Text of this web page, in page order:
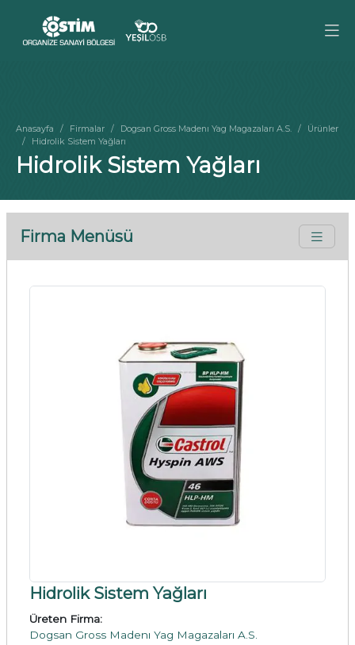
Anasayfa Firmalar Dogsan Gross Madenı Yag Magazaları A.S.
Ürünler
Hidrolik Sistem Yağları
Hidrolik Sistem Yağları
Firma Menüsü
Hidrolik Sistem Yağları
Üreten Firma:
Dogsan Gross Madenı Yag Magazaları A.S.